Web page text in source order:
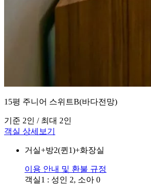
15평 주니어 스위트B(바다전망)
기준 2인 / 최대 2인
객실 상세보기
거실+방2(퀸1)+화장실
이용 안내 및 환불 규정
객실1 : 성인 2, 소아 0